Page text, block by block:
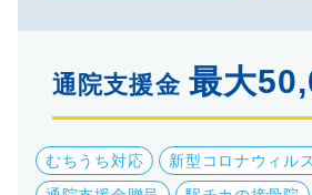
通院支援金 最大
むちうち対応
新型コロナウィル